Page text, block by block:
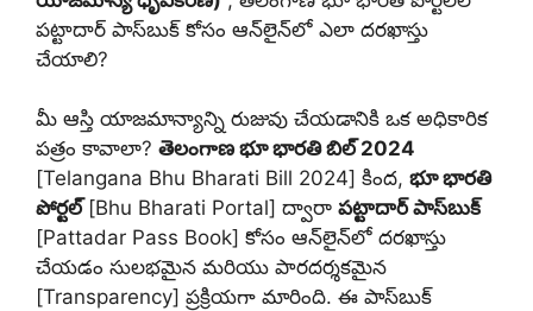
పట్టాదార్ పాస్‌బుక్ కోసం ఆన్‌లైన్‌లో ఎలా దరఖాస్తు
చేయాలి?
మీ ఆస్తి యాజమాన్యాన్ని రుజువు చేయడానికి ఒక అధికారిక
పత్రం కావాలా? తెలంగాణ భూ భారతి బిల్ 2024
[Telangana Bhu Bharati Bill 2024] కింద, భూ భారతి
పోర్టల్[Bhu Bharati Portal] ద్వారా పట్టాదార్ పాస్‌బుక్
[Pattadar Pass Book] కోసం ఆన్‌లైన్‌లో దరఖాస్తు
చేయడం సులభమైన మరియు పారదర్శకమైన
[Transparency] ప్రక్రియగా మారింది. ఈ పాస్‌బుక్